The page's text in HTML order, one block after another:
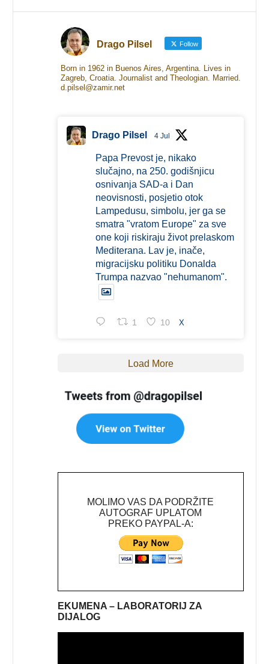
Drago Pilsel Follow
Born in 1962 in Buenos Aires, Argentina. Lives in
Zagreb, Croatia. Journalist and Theologian. Married.
d.pilsel@zamir.net
Drago Pilsel 4 Jul
Papa Prevost je, nikako
slučajno, na 250. godišnjicu
osnivanja SAD-a i Dan
neovisnosti, posjetio otok
Lampedusu, simbolu, jer ga se
smatra "vratom Europe" za sve
one koji riskiraju život prelaskom
Mediterana. Lav je, inače,
migracijsku politiku Donalda
Trumpa nazvao "nehumanom".
1 10 X
Load More
MOLIMO VAS DA PODRŽITE
AUTOGRAF UPLATOM
PREKO PAYPAL-A:
EKUMENA – LABORATORIJ ZA
DIJALOG